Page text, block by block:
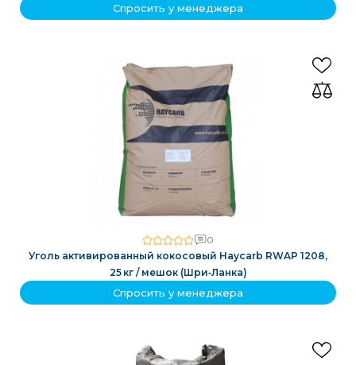
Спросить у менеджера
0
Уголь активированный кокосовый Haycarb RWAP 1208,
25 кг / мешок (Шри‑Ланка)
Спросить у менеджера